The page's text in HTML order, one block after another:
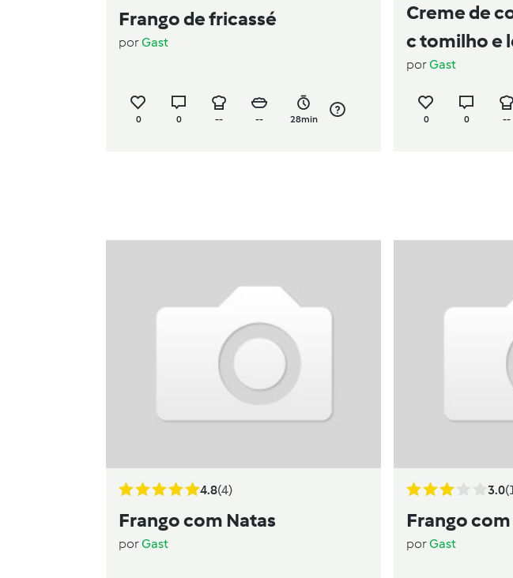
Frango de fricassé
porGast
0 0 -- -- 28min
Creme de
c tomilho e
vinho do
porGast
0 0 --
4.8(4)
Frango com Natas
porGast
3.0
Frango
porGast